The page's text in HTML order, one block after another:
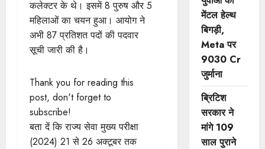
कलेक्टर के थे। इसमें 8 पुरुष और 5
महिलाओं का चयन हुआ। आयोग ने
अभी 87 प्रतिशत पदों की पदवार
सूची जारी की है।
Thank you for reading this
post, don't forget to
subscribe!
बता दें कि राज्य सेवा मुख्य परीक्षा
(2024) 21 से 26 अक्टूबर तक
मेंटल हेल्थ
बिगड़ी,
Meta पर
9030 Cr
जुर्माना
ब्रिटिश
सरकार ने
मांगे 109
साल पुराने